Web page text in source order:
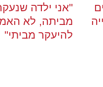
"אני ילדה
מביתה, לא
להיעקר מביתי"